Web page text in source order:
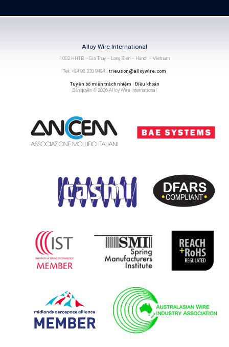
Alloy Wire International
1002 HH1B – Gia Thuy – Long Bien – Hanoi – Vietnam
Tel: +84 98 330 9484 | trieuson@alloywire.com
Tuyên bố miễn trách nhiệm | Điều khoản
Bản quyền © 2026 Alloy Wire International